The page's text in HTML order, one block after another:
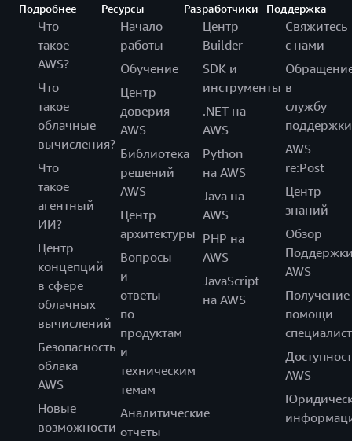
Подробнее
Что
такое
AWS?
Что
такое
облачные
вычисления?
Что
такое
агентный
ИИ?
Центр
концепций
в сфере
облачных
вычислений
Безопасность
облака
AWS
Новые
возможности
Ресурсы
Начало
работы
Обучение
Центр
доверия
AWS
Библиотека
решений
AWS
Центр
архитектуры
Вопросы
и
ответы
по
продуктам
и
техническим
темам
Аналитические
отчеты
Разработчики
Центр
Builder
SDK и
инструменты
.NET на
AWS
Python
на AWS
Java на
AWS
PHP на
AWS
JavaScript
на AWS
Поддержка
Свяжитесь
с нами
в
службу
поддержки
AWS
re:Post
Центр
знаний
Обзор
AWS
Получение
помощи
AWS